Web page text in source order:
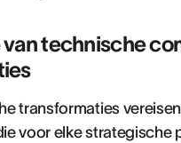
van technische
transformaties
voor elke strategische